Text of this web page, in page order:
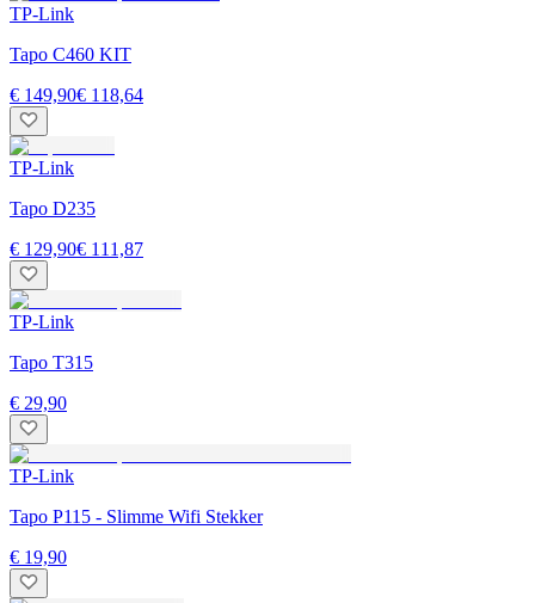
TP-Link
Tapo C460 KIT
€ 149,90€ 118,64
TP-Link
Tapo D235
€ 129,90€ 111,87
TP-Link
Tapo T315
€ 29,90
TP-Link
Tapo P115 - Slimme Wifi Stekker
€ 19,90